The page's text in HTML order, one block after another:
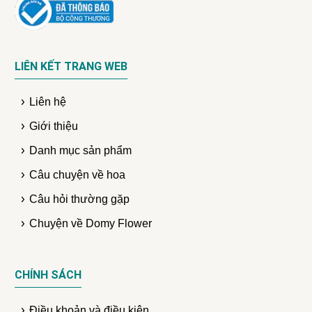
LIÊN KẾT TRANG WEB
Liên hệ
Giới thiệu
Danh mục sản phẩm
Câu chuyện về hoa
Câu hỏi thường gặp
Chuyện về Domy Flower
CHÍNH SÁCH